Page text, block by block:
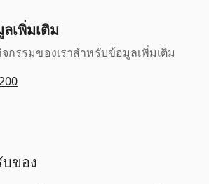
เพิ่มเติม
กรรมของเราสำหรับข้อมูลเพิ่มเติม
ของ